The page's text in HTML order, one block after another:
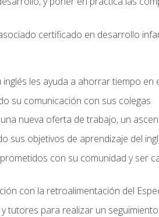
certificado en desarrollo
les ayuda a ahorrar tiempo en
su comunicación con sus colegas
nueva oferta de trabajo, un
sus objetivos de aprendizaje del
con su comunidad y ser
con la retroalimentación del
tutores para realizar un